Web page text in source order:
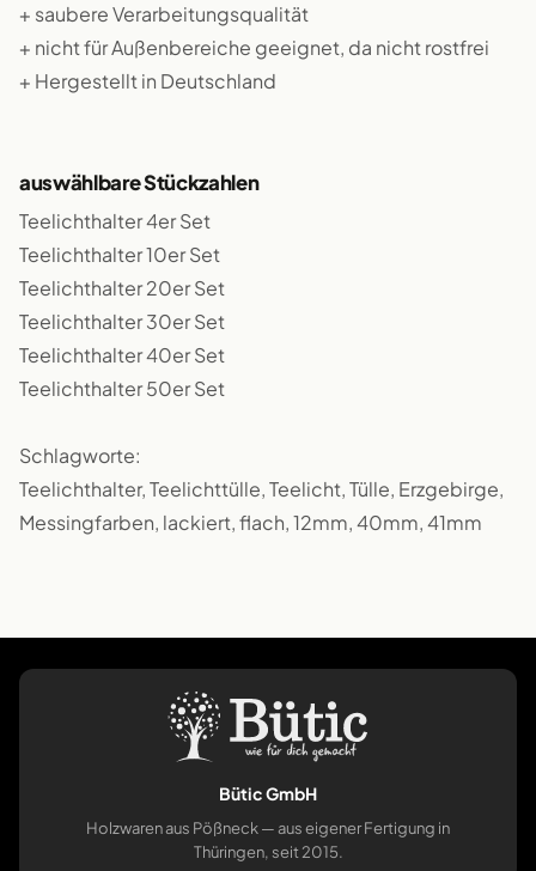
+ saubere Verarbeitungsqualität
+ nicht für Außenbereiche geeignet, da nicht rostfrei
+ Hergestellt in Deutschland
auswählbare Stückzahlen
Teelichthalter 4er Set
Teelichthalter 10er Set
Teelichthalter 20er Set
Teelichthalter 30er Set
Teelichthalter 40er Set
Teelichthalter 50er Set
Schlagworte:
Teelichthalter, Teelichttülle, Teelicht, Tülle, Erzgebirge,
Messingfarben, lackiert, flach, 12mm, 40mm, 41mm
Bütic GmbH
Holzwaren aus Pößneck — aus eigener Fertigung in
Thüringen, seit 2015.